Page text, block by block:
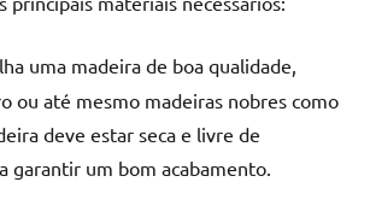
uma madeira de boa qualidade,
ou até mesmo madeiras nobres como
deve estar seca e livre de
garantir um bom acabamento.